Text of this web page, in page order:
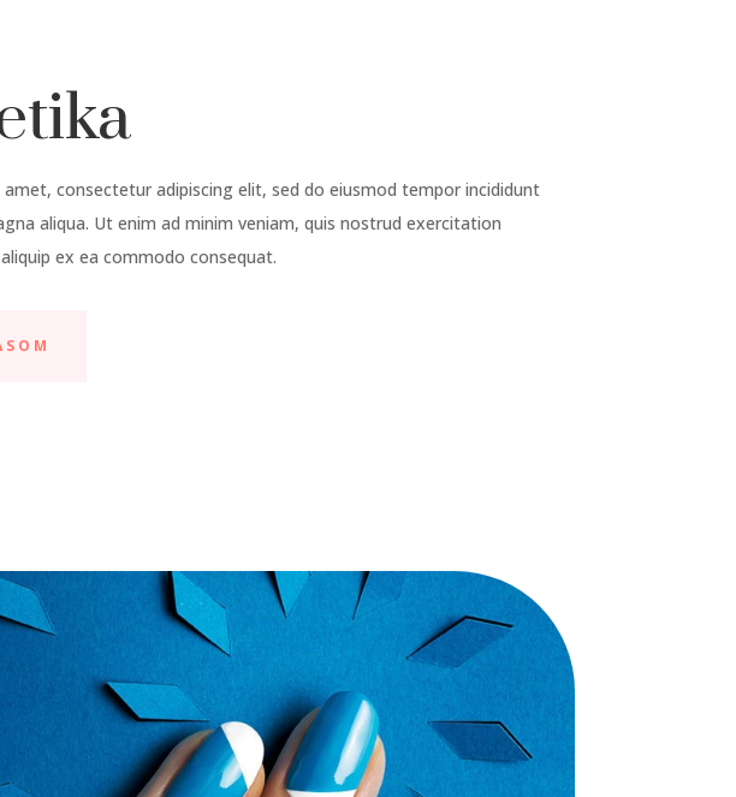
consectetur adipiscing elit, sed do eiusmod tempor incididunt
aliqua. Ut enim ad minim veniam, quis nostrud exercitation
ex ea commodo consequat.